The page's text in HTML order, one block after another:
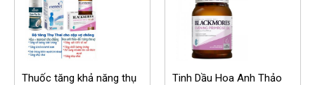
Thuốc tăng khả năng thụ
Tinh Dầu Hoa Anh Thảo